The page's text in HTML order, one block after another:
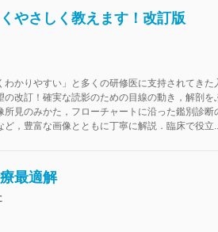
やさしく教えます！改訂版
わかりやすい」と多くの研修医に支持されてきた
の改訂！確実な読影のための目線の動き，解剖を
所見のみかた，フローチャートに沿った鑑別診断
ど，豊富な画像とともに丁寧に解説．臨床で役立
最適解